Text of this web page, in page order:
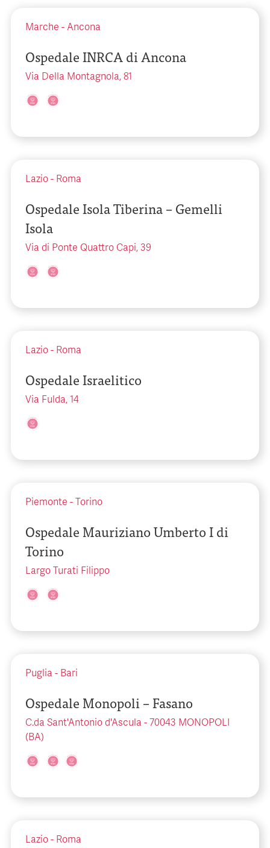
Marche - Ancona
Ospedale INRCA di Ancona
Via Della Montagnola, 81
Lazio - Roma
Ospedale Isola Tiberina – Gemelli
Isola
Via di Ponte Quattro Capi, 39
Lazio - Roma
Ospedale Israelitico
Via Fulda, 14
Piemonte - Torino
Ospedale Mauriziano Umberto I di
Torino
Largo Turati Filippo
Puglia - Bari
Ospedale Monopoli – Fasano
C.da Sant'Antonio d'Ascula - 70043 MONOPOLI
(BA)
Lazio - Roma